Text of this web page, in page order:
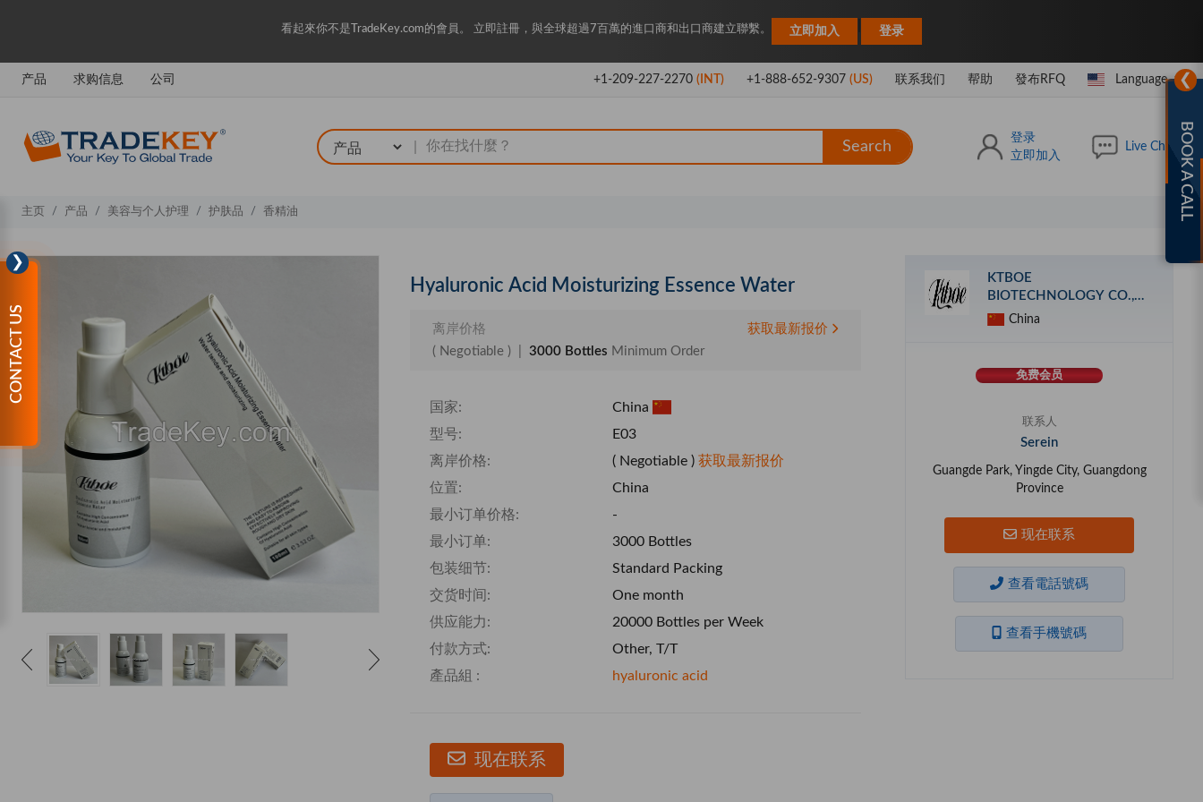
看起來你不是TradeKey.com的會員。 立即註冊，與全球超過7百萬的進口商和出口商建立聯繫。 立即加入 登录
产品 求购信息 公司 +1-209-227-2270(INT) +1-888-652-9307(US) 联系我们 帮助 發布RFQ Language
Search
登录
立即加入
Live Chat
❯
BOOK A CALL
❯
CONTACT US
主页 产品 美容与个人护理 护肤品 香精油
Hyaluronic Acid Moisturizing Essence Water
离岸价格
获取最新报价
( Negotiable )
3000 Bottles Minimum Order
国家:
China
型号:
E03
离岸价格:
( Negotiable ) 获取最新报价
位置:
China
最小订单价格:
-
最小订单:
3000 Bottles
包装细节:
Standard Packing
交货时间:
One month
供应能力:
20000 Bottles per Week
付款方式:
Other, T/T
產品組 :
hyaluronic acid
现在联系
KTBOE
BIOTECHNOLOGY CO.,
LIMITED
China
免费会员
联系人
Serein
Guangde Park, Yingde City, Guangdong
Province
现在联系
查看電話號碼
查看手機號碼